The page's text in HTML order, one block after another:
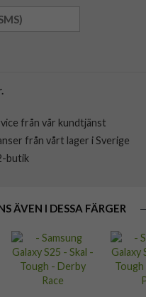
från vår kundtjänst
från vårt lager i Sverige
butik
ÄVEN I DESSA FÄRGER